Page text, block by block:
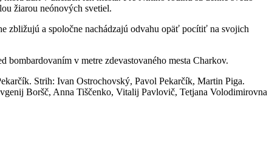
žiarou neónových svetiel.
zbližujú a spoločne nachádzajú odvahu opäť pocítiť na svojich
v metre zdevastovaného mesta Charkov.
Strih: Ivan Ostrochovský, Pavol Pekarčík, Martin Piga.
Boršč, Anna Tiščenko, Vitalij Pavlovič, Tetjana Volodimirovna